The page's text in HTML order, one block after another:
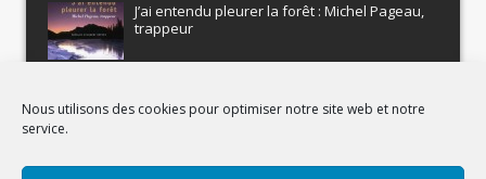
Nous utilisons des cookies pour optimiser notre site web et notre
service.
J’ai entendu pleurer la forêt : Michel Pageau,
trappeur